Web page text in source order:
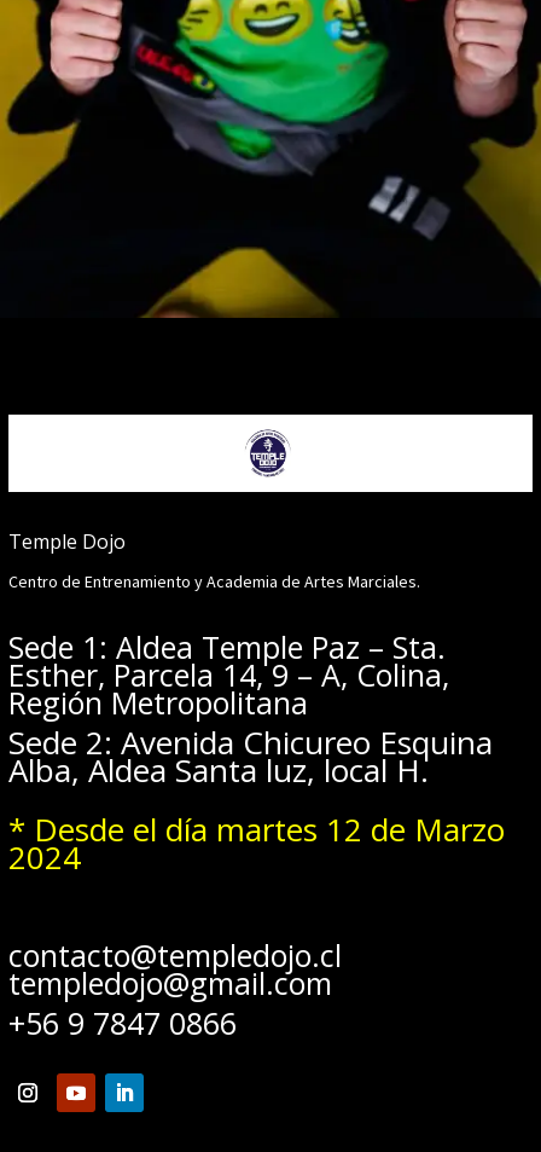
Temple Dojo
Centro de Entrenamiento y Academia de Artes Marciales.
Sede 1: Aldea Temple Paz – Sta.
Esther, Parcela 14, 9 – A, Colina,
Región Metropolitana
Sede 2: Avenida Chicureo Esquina
Alba, Aldea Santa luz, local H.
* Desde el día martes 12 de Marzo
2024
contacto@templedojo.cl
templedojo@gmail.com
+56 9 7847 0866